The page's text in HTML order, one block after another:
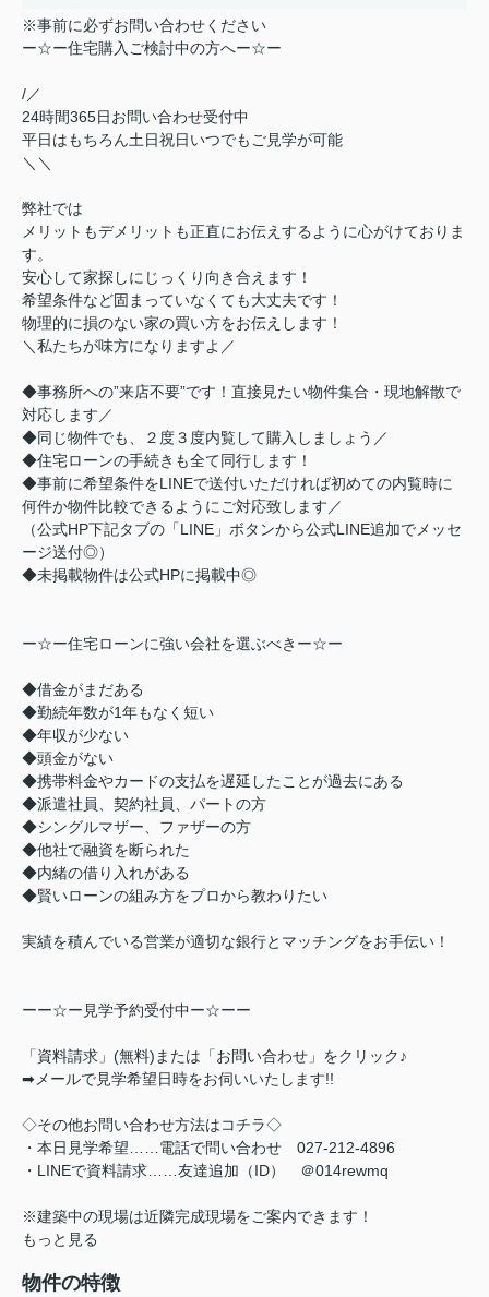
※事前に必ずお問い合わせください
ー☆ー住宅購入ご検討中の方へー☆ー
/／
24時間365日お問い合わせ受付中
平日はもちろん土日祝日いつでもご見学が可能
＼＼
弊社では
メリットもデメリットも正直にお伝えするように心がけておりま
す。
安心して家探しにじっくり向き合えます！
希望条件など固まっていなくても大丈夫です！
物理的に損のない家の買い方をお伝えします！
＼私たちが味方になりますよ／
◆事務所への”来店不要”です！直接見たい物件集合・現地解散で
対応します／
◆同じ物件でも、２度３度内覧して購入しましょう／
◆住宅ローンの手続きも全て同行します！
◆事前に希望条件をLINEで送付いただければ初めての内覧時に
何件か物件比較できるようにご対応致します／
（公式HP下記タブの「LINE」ボタンから公式LINE追加でメッセ
ージ送付◎）
◆未掲載物件は公式HPに掲載中◎
ー☆ー住宅ローンに強い会社を選ぶべきー☆ー
◆借金がまだある
◆勤続年数が1年もなく短い
◆年収が少ない
◆頭金がない
◆携帯料金やカードの支払を遅延したことが過去にある
◆派遣社員、契約社員、パートの方
◆シングルマザー、ファザーの方
◆他社で融資を断られた
◆内緒の借り入れがある
◆賢いローンの組み方をプロから教わりたい
実績を積んでいる営業が適切な銀行とマッチングをお手伝い！
ーー☆ー見学予約受付中ー☆ーー
「資料請求」(無料)または「お問い合わせ」をクリック♪
➡メールで見学希望日時をお伺いいたします!!
◇その他お問い合わせ方法はコチラ◇
・本日見学希望……電話で問い合わせ 027-212-4896
・LINEで資料請求……友達追加（ID） ＠014rewmq
※建築中の現場は近隣完成現場をご案内できます！
もっと見る
物件の特徴